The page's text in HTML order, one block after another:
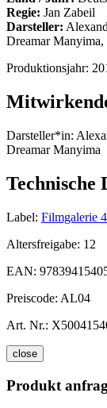
Regie: Jan Zabeil
Darsteller:
Dreamar
Produktionsjahr:
Darsteller*in:
Dreamar Manyima
Technische
Label: Filmgalerie
Altersfreigabe: 12
EAN:
Preiscode: AL04
Art. Nr.:
close
Produkt